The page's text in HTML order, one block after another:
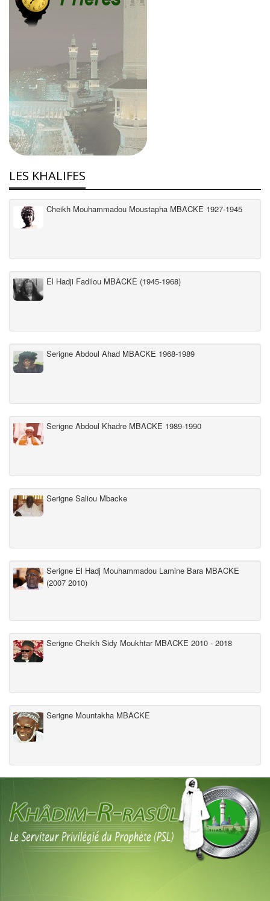
LES KHALIFES
Cheikh Mouhammadou Moustapha MBACKE 1927-1945
El Hadji Fadilou MBACKE (1945-1968)
Serigne Abdoul Ahad MBACKE 1968-1989
Serigne Abdoul Khadre MBACKE 1989-1990
Serigne Saliou Mbacke
Serigne El Hadj Mouhammadou Lamine Bara MBACKE
(2007 2010)
Serigne Cheikh Sidy Moukhtar MBACKE 2010 - 2018
Serigne Mountakha MBACKE